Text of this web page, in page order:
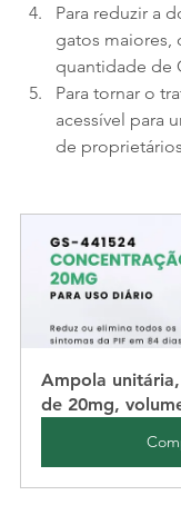
Para reduzir a
gatos maiores,
quantidade de
Para tornar o
acessível para
de
Ampola
de 20mg,